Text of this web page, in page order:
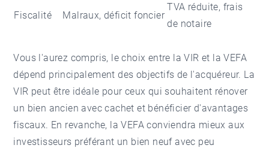
Fiscalité Malraux, déficit foncier
TVA réduite, frais
de notaire
Vous l'aurez compris, le choix entre la VIR et la VEFA
dépend principalement des objectifs de l'acquéreur. La
VIR peut être idéale pour ceux qui souhaitent rénover
un bien ancien avec cachet et bénéficier d'avantages
fiscaux. En revanche, la VEFA conviendra mieux aux
investisseurs préférant un bien neuf avec peu